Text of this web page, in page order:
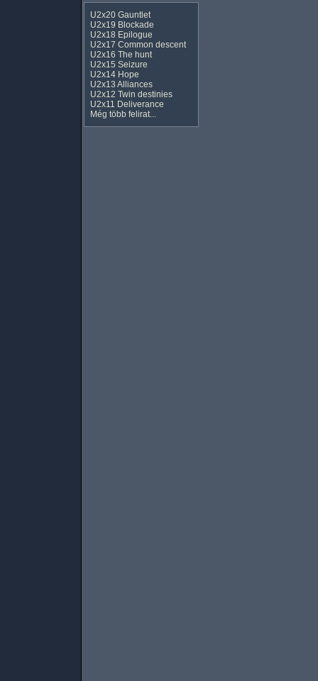
U2x20 Gauntlet
U2x19 Blockade
U2x18 Epilogue
U2x17 Common descent
U2x16 The hunt
U2x15 Seizure
U2x14 Hope
U2x13 Alliances
U2x12 Twin destinies
U2x11 Deliverance
Még több felirat...